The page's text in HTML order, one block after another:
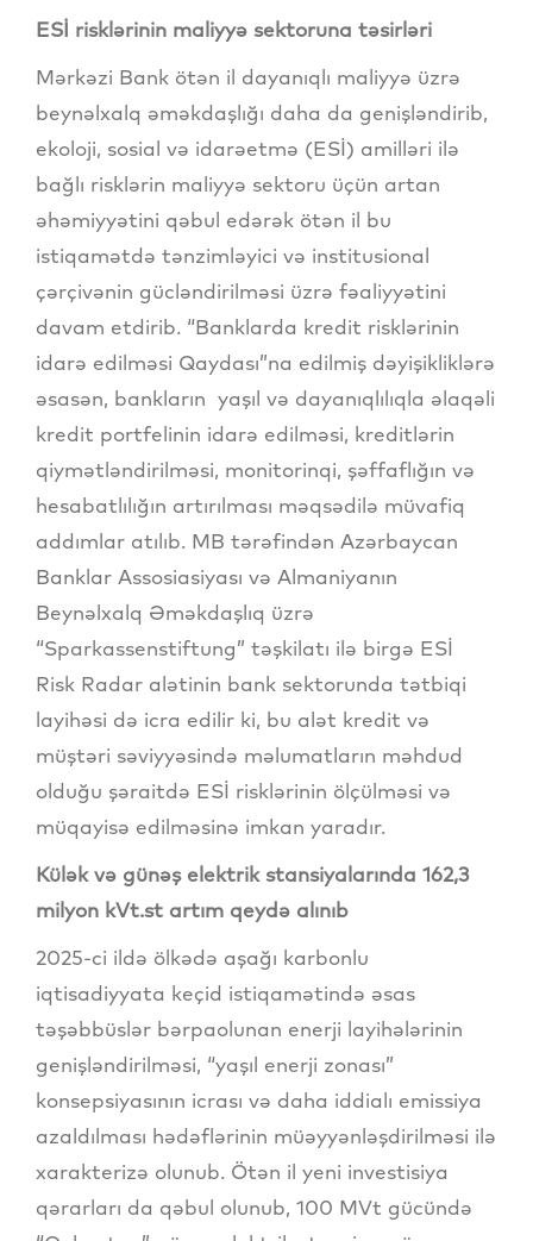
ESİ risklərinin maliyyə sektoruna təsirləri
Mərkəzi Bank ötən il dayanıqlı maliyyə üzrə
beynəlxalq əməkdaşlığı daha da genişləndirib,
ekoloji, sosial və idarəetmə (ESİ) amilləri ilə
bağlı risklərin maliyyə sektoru üçün artan
əhəmiyyətini qəbul edərək ötən il bu
istiqamətdə tənzimləyici və institusional
çərçivənin gücləndirilməsi üzrə fəaliyyətini
davam etdirib. “Banklarda kredit risklərinin
idarə edilməsi Qaydası”na edilmiş dəyişikliklərə
əsasən, bankların yaşıl və dayanıqlılıqla əlaqəli
kredit portfelinin idarə edilməsi, kreditlərin
qiymətləndirilməsi, monitorinqi, şəffaflığın və
hesabatlılığın artırılması məqsədilə müvafiq
addımlar atılıb. MB tərəfindən Azərbaycan
Banklar Assosiasiyası və Almaniyanın
Beynəlxalq Əməkdaşlıq üzrə
“Sparkassenstiftung” təşkilatı ilə birgə ESİ
Risk Radar alətinin bank sektorunda tətbiqi
layihəsi də icra edilir ki, bu alət kredit və
müştəri səviyyəsində məlumatların məhdud
olduğu şəraitdə ESİ risklərinin ölçülməsi və
müqayisə edilməsinə imkan yaradır.
Külək və günəş elektrik stansiyalarında 162,3
milyon kVt.st artım qeydə alınıb
2025-ci ildə ölkədə aşağı karbonlu
iqtisadiyyata keçid istiqamətində əsas
təşəbbüslər bərpaolunan enerji layihələrinin
genişləndirilməsi, “yaşıl enerji zonası”
konsepsiyasının icrası və daha iddialı emissiya
azaldılması hədəflərinin müəyyənləşdirilməsi ilə
xarakterizə olunub. Ötən il yeni investisiya
qərarları da qəbul olunub, 100 MVt gücündə